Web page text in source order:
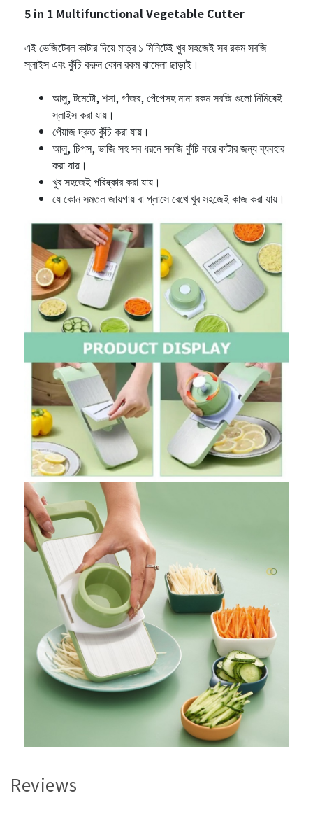
5 in 1 Multifunctional Vegetable Cutter
এই ভেজিটেবল কাটার দিয়ে মাত্র ১ মিনিটেই খুব সহজেই সব রকম সবজি
স্লাইস এবং কুঁচি করুন কোন রকম ঝামেলা ছাড়াই।
আলু, টমেটো, শসা, গাঁজর, পেঁপেসহ নানা রকম সবজি গুলো নিমিষেই
স্লাইস করা যায়।
পেঁয়াজ দ্রুত কুঁচি করা যায়।
আলু, চিপস, ভাজি সহ সব ধরনে সবজি কুঁচি করে কাটার জন্য ব্যবহার
করা যায়।
খুব সহজেই পরিষ্কার করা যায়।
যে কোন সমতল জায়গায় বা গ্লাসে রেখে খুব সহজেই কাজ করা যায়।
Reviews